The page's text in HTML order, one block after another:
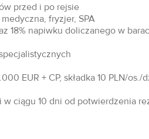
przed i po rejsie
fryzjer, SPA
18% napiwku doliczanego w
EUR + CP, składka 10 PLN/
ciągu 10 dni od potwierdzenia